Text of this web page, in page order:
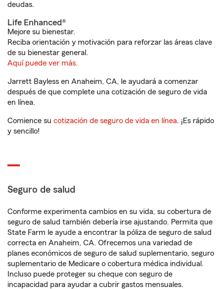
deudas.
Life Enhanced®
Mejore su bienestar.
Reciba orientación y motivación para reforzar las áreas clave
de su bienestar general.
Aquí puede ver más.
Jarrett Bayless en Anaheim, CA, le ayudará a comenzar
después de que complete una cotización de seguro de vida
en línea.
Comience su cotización de seguro de vida en línea. ¡Es rápido
y sencillo!
Seguro de salud
Conforme experimenta cambios en su vida, su cobertura de
seguro de salud también debería irse ajustando. Permita que
State Farm le ayude a encontrar la póliza de seguro de salud
correcta en Anaheim, CA. Ofrecemos una variedad de
planes económicos de seguro de salud suplementario, seguro
suplementario de Medicare o cobertura médica individual.
Incluso puede proteger su cheque con seguro de
incapacidad para ayudar a cubrir gastos mensuales.